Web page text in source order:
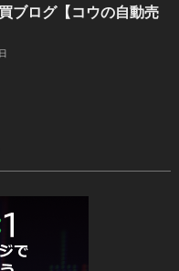
ブログ【コウの自動売